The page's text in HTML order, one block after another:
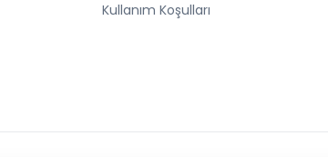
Kullanım Koşulları